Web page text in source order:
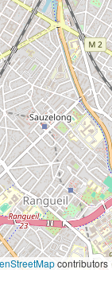
contributors